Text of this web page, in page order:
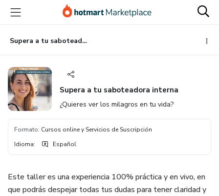
principal
página
de
página
Supera a tu saboteadora interna
Supera a tu saboteadora interna
¿Quieres ver los milagros en tu vida?
Formato: Cursos online y Servicios de Suscripción
Idioma: Español
Este taller es una experiencia 100% práctica y en vivo, en
que podrás despejar todas tus dudas para tener claridad y